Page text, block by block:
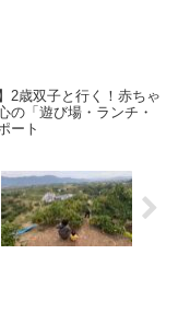
要があるので、、）、
悩んでいましたが、飲
せればいいのではとふ
べさせてみた結果、完
的だと思いましたの
方の方法を当記事で紹
2歳双子と行く！赤ちゃ
の「遊び場・ランチ・
ート